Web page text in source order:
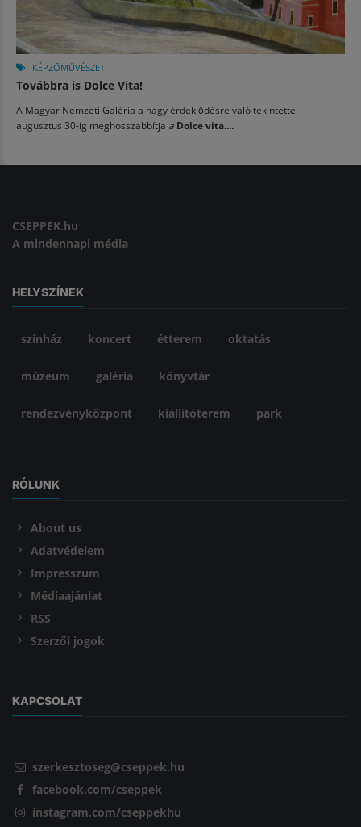
KÉPZŐMŰVÉSZET
Továbbra is Dolce Vita!
A Magyar Nemzeti Galéria a nagy érdeklődésre való tekintettel
augusztus 30-ig meghosszabbítja a Dolce vita....
CSEPPEK.hu
A mindennapi média
HELYSZÍNEK
színház koncert étterem oktatás
múzeum galéria könyvtár
rendezvényközpont kiállítóterem park
RÓLUNK
About us
Adatvédelem
Impresszum
Médiaajánlat
RSS
Szerzői jogok
KAPCSOLAT
szerkesztoseg@cseppek.hu
facebook.com/cseppek
instagram.com/cseppekhu